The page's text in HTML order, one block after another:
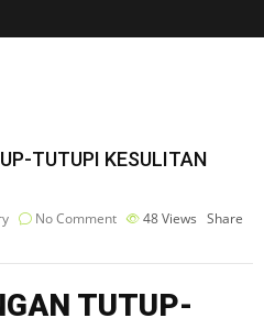
TUTUPI KESULITAN
No Comment 48Views Share
TUTUP-